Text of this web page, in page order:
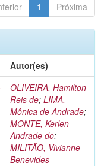
1 Próxima
Autor(es)
OLIVEIRA, Hamilton
Reis de; LIMA,
Mônica de Andrade;
MONTE, Kerlen
Andrade do;
MILITÃO, Vivianne
Benevides